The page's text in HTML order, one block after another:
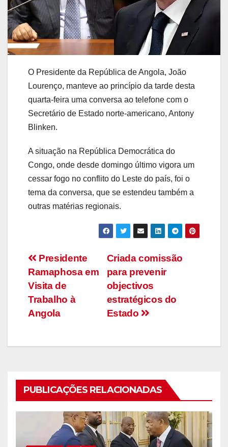
O Presidente da República de Angola, João
Lourenço, manteve ao princípio da tarde desta
quarta-feira uma conversa ao telefone com o
Secretário de Estado norte-americano, Antony
Blinken.
A situação na República Democrática do
Congo, onde desde domingo último vigora um
cessar fogo no conflito do Leste do país, foi o
tema da conversa, que se estendeu também a
outras matérias regionais.
Navegação
de
artigos
Criada comissão
para prevenir
objectivos
estratégicos do
Estado
Presidente
Ramaphosa em
Visita de
Trabalho à
Angola
PUBLICAÇÕES RELACIONADAS